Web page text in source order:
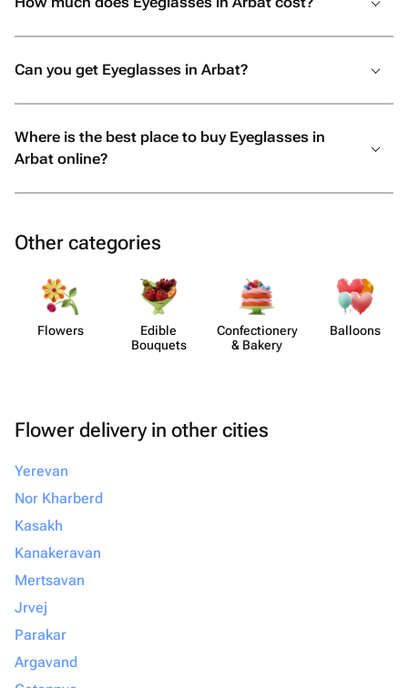
Can you get Eyeglasses in Arbat?
Where is the best place to buy Eyeglasses in
Arbat online?
Other categories
Flowers
Edible
Bouquets
Confect​ionery
& Bakery
Balloons
Flower delivery in other cities
Yerevan
Nor Kharberd
Kasakh
Kanakeravan
Mertsavan
Jrvej
Parakar
Argavand